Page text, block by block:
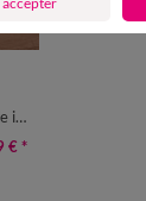
Pantalon ville ceinture ajustable invisible - polylaine
€ *